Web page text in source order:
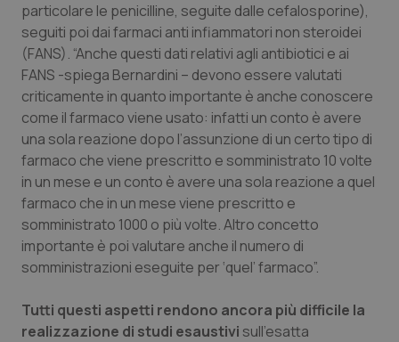
Rene & patologie urogenitali
Salute orale & impianti
Sangue & coagulazione
Tiroide
Tumore al seno
Tumore ovarico
Tumori del Polmone & Testa Collo
particolare le penicilline, seguite dalle cefalosporine),
seguiti poi dai farmaci anti infiammatori non steroidei
(FANS). “Anche questi dati relativi agli antibiotici e ai
FANS -spiega Bernardini – devono essere valutati
criticamente in quanto importante è anche conoscere
come il farmaco viene usato: infatti un conto è avere
una sola reazione dopo l’assunzione di un certo tipo di
farmaco che viene prescritto e somministrato 10 volte
in un mese e un conto è avere una sola reazione a quel
farmaco che in un mese viene prescritto e
somministrato 1000 o più volte. Altro concetto
importante è poi valutare anche il numero di
somministrazioni eseguite per ‘quel’ farmaco”.
Tutti questi aspetti rendono ancora più difficile la
realizzazione di studi esaustivi sull’esatta